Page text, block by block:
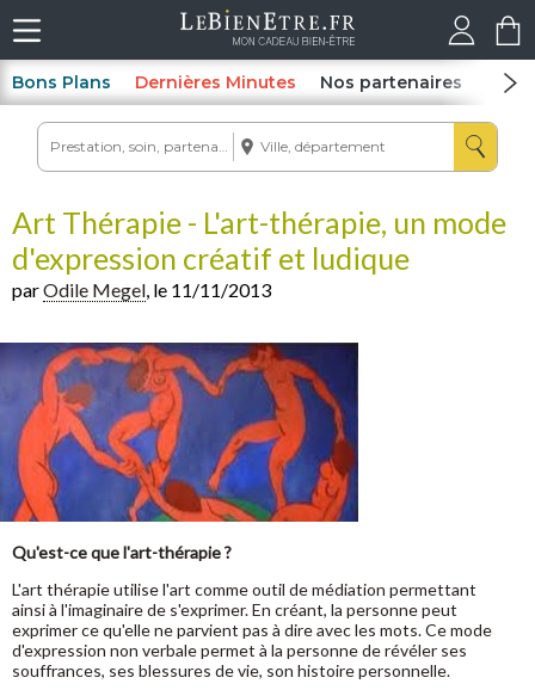
Bons Plans Dernières Minutes Nos partenaires Spas
Art Thérapie - L'art-thérapie, un mode
d'expression créatif et ludique
parOdile Megel, le 11/11/2013
Qu'est-ce que l'art-thérapie ?
L'art thérapie utilise l'art comme outil de médiation permettant
ainsi à l'imaginaire de s'exprimer. En créant, la personne peut
exprimer ce qu'elle ne parvient pas à dire avec les mots. Ce mode
d'expression non verbale permet à la personne de révéler ses
souffrances, ses blessures de vie, son histoire personnelle.